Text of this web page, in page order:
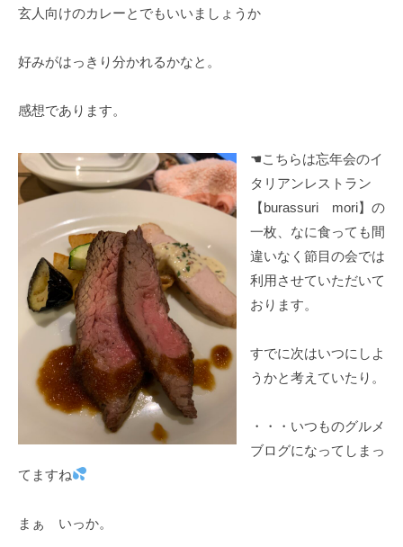
玄人向けのカレーとでもいいましょうか
好みがはっきり分かれるかなと。
感想であります。
☚こちらは忘年会のイ
タリアンレストラン
【burassuri mori】の
一枚、なに食っても間
違いなく節目の会では
利用させていただいて
おります。
すでに次はいつにしよ
うかと考えていたり。
・・・いつものグルメ
ブログになってしまっ
てますね
まぁ いっか。